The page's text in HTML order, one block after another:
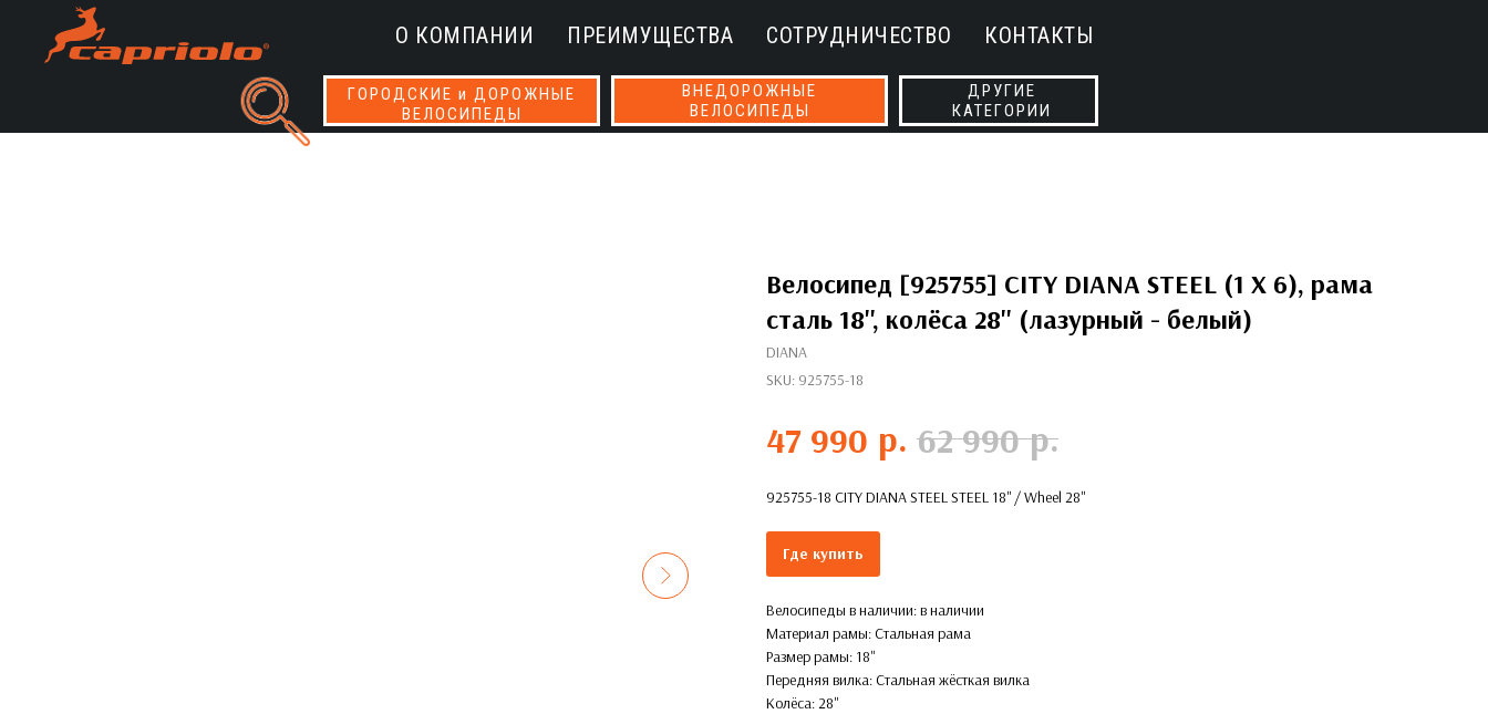
О КОМПАНИИ ПРЕИМУЩЕСТВА СОТРУДНИЧЕСТВО КОНТАКТЫ
ДРУГИЕ
КАТЕГОРИИ
ВНЕДОРОЖНЫЕ
ВЕЛОСИПЕДЫ
ГОРОДСКИЕ и ДОРОЖНЫЕ
ВЕЛОСИПЕДЫ
Велосипед [925755] CITY DIANA STEEL (1 X 6), рама
сталь 18'', колёса 28'' (лазурный - белый)
DIANA
SKU: 925755-18
47 990 р. 62 990 р.
925755-18 CITY DIANA STEEL STEEL 18'' / Wheel 28''
Где купить
Велосипеды в наличии: в наличии
Материал рамы: Стальная рама
Размер рамы: 18''
Передняя вилка: Стальная жёсткая вилка
Колёса: 28''